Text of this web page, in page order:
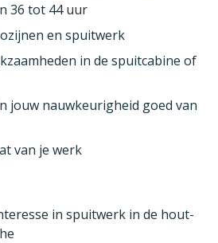
36 tot 44 uur
en spuitwerk
in de spuitcabine of
jouw nauwkeurigheid goed van
van je werk
in spuitwerk in de hout-